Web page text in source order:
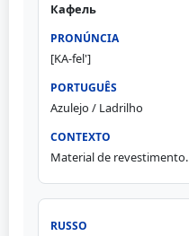
Кафель
[KA-fel']
Azulejo / Ladrilho
Material de revestimento.